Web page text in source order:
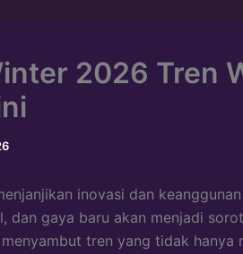
2026 Tren
inovasi dan
dan gaya baru akan menjadi
tren yang tidak hanya